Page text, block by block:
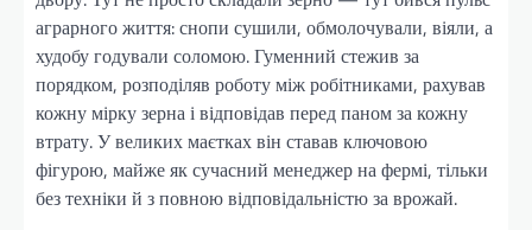
аграрного життя: снопи сушили, обмолочували, віяли, а
худобу годували соломою. Гуменний стежив за
порядком, розподіляв роботу між робітниками, рахував
кожну мірку зерна і відповідав перед паном за кожну
втрату. У великих маєтках він ставав ключовою
фігурою, майже як сучасний менеджер на фермі, тільки
без техніки й з повною відповідальністю за врожай.